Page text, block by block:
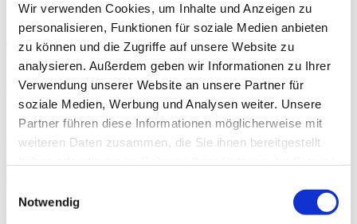
Wir verwenden Cookies, um Inhalte und Anzeigen zu
personalisieren, Funktionen für soziale Medien anbieten
zu können und die Zugriffe auf unsere Website zu
analysieren. Außerdem geben wir Informationen zu Ihrer
Verwendung unserer Website an unsere Partner für
soziale Medien, Werbung und Analysen weiter. Unsere
Partner führen diese Informationen möglicherweise mit
weiteren Daten zusammen, die Sie ihnen bereitgestellt
Notwendig
auf Anfrage
*Alle Preise sind in €
zzgl. 19% MwSt.
Komplette Überholung aller Softparts (Verschleißteile) im Getriebe.